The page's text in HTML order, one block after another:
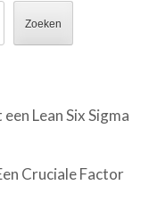
Zoeken
Lean Six Sigma
Cruciale Factor